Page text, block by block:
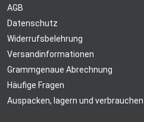
AGB
Datenschutz
Widerrufsbelehrung
Versandinformationen
Grammgenaue Abrechnung
Häufige Fragen
Auspacken, lagern und